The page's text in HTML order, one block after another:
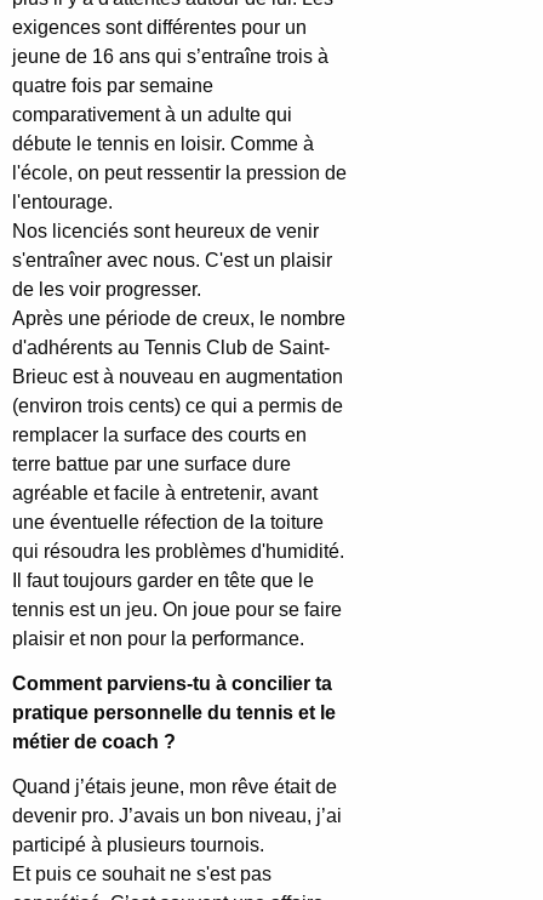
exigences sont différentes pour un
jeune de 16 ans qui s’entraîne trois à
quatre fois par semaine
comparativement à un adulte qui
débute le tennis en loisir. Comme à
l'école, on peut ressentir la pression de
l'entourage.
Nos licenciés sont heureux de venir
s'entraîner avec nous. C'est un plaisir
de les voir progresser.
Après une période de creux, le nombre
d'adhérents au Tennis Club de Saint-
Brieuc est à nouveau en augmentation
(environ trois cents) ce qui a permis de
remplacer la surface des courts en
terre battue par une surface dure
agréable et facile à entretenir, avant
une éventuelle réfection de la toiture
qui résoudra les problèmes d'humidité.
Il faut toujours garder en tête que le
tennis est un jeu. On joue pour se faire
plaisir et non pour la performance.
Comment parviens-tu à concilier ta
pratique personnelle du tennis et le
métier de coach ?
Quand j’étais jeune, mon rêve était de
devenir pro. J’avais un bon niveau, j’ai
participé à plusieurs tournois.
Et puis ce souhait ne s'est pas